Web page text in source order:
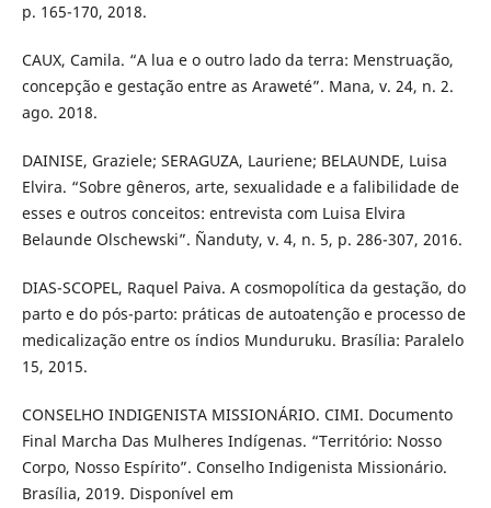
p. 165-170, 2018.
CAUX, Camila. “A lua e o outro lado da terra: Menstruação,
concepção e gestação entre as Araweté”. Mana, v. 24, n. 2.
ago. 2018.
DAINISE, Graziele; SERAGUZA, Lauriene; BELAUNDE, Luisa
Elvira. “Sobre gêneros, arte, sexualidade e a falibilidade de
esses e outros conceitos: entrevista com Luisa Elvira
Belaunde Olschewski”. Ñanduty, v. 4, n. 5, p. 286-307, 2016.
DIAS-SCOPEL, Raquel Paiva. A cosmopolítica da gestação, do
parto e do pós-parto: práticas de autoatenção e processo de
medicalização entre os índios Munduruku. Brasília: Paralelo
15, 2015.
CONSELHO INDIGENISTA MISSIONÁRIO. CIMI. Documento
Final Marcha Das Mulheres Indígenas. “Território: Nosso
Corpo, Nosso Espírito”. Conselho Indigenista Missionário.
Brasília, 2019. Disponível em